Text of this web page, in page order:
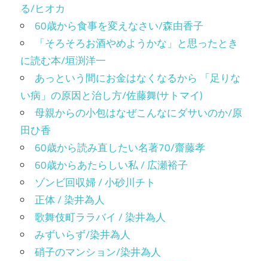
る/ヒオカ
60歳から食事を変えなさい/森由香子
「そろそろお酒やめようかな」と思ったとき
に読む本/垣渕洋一
あっという間にお金はなくなるから 「足りな
い病」の原因と治し方/佐藤舞(サトマイ)
母親からの小包はなぜこんなにダサいのか/原
田ひ香
60歳から読み直したい名著70/齋藤孝
60歳からあたらしい私 / 広瀬裕子
ゾンビ回収婦 / 小砂川チト
正体 / 染井為人
歌舞伎町ララバイ / 染井為人
みずいらず/染井為人
硝子のマンション/染井為人